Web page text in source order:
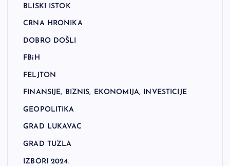
BLISKI ISTOK
CRNA HRONIKA
DOBRO DOŠLI
FBiH
FELJTON
FINANSIJE, BIZNIS, EKONOMIJA, INVESTICIJE
GEOPOLITIKA
GRAD LUKAVAC
GRAD TUZLA
IZBORI 2024.